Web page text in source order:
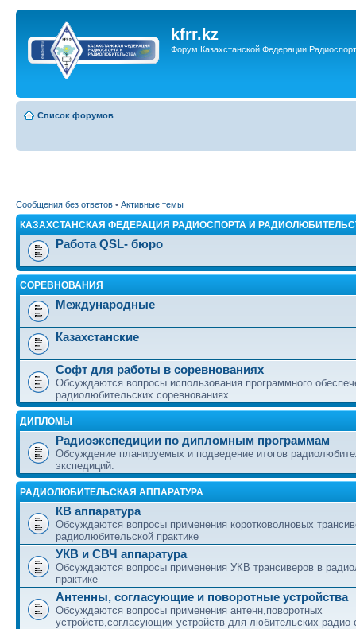
kfrr.kz
Форум Казахстанской Федерации
Список форумов
Сообщения без ответов • Активные темы
КАЗАХСТАНСКАЯ ФЕДЕРАЦИЯ РАДИОСПОРТА И
Работа QSL- бюро
СОРЕВНОВАНИЯ
Международные
Казахстанские
Софт для работы в соревнованиях
Обсуждаются вопросы использования программного
радиолюбительских соревнованиях
ДИПЛОМЫ
Радиоэкспедиции по дипломным программам
Обсуждение планируемых и подведение итогов
экспедиций.
РАДИОЛЮБИТЕЛЬСКАЯ АППАРАТУРА
КВ аппаратура
Обсуждаются вопросы применения коротковолновых
радиолюбительской практике
УКВ и СВЧ аппаратура
Обсуждаются вопросы применения УКВ трансиверов в
практике
Антенны, согласующие и поворотные устройства
Обсуждаются вопросы применения антенн,поворотных
устройств,согласующих устройств для любительских радио